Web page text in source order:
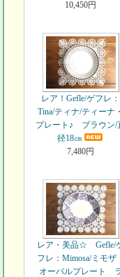
10,450円
レア！Gefle/ゲフレ：
Tina/ティナ/ティーナ
プレート♪ ブラウン/
径18㎝
7,480円
レア・美品☆ Gefle/
フレ：Mimosa/ミモザ
オーバルプレート